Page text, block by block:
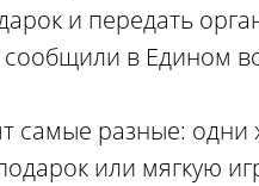
и передать
сообщили в Едином
самые разные: одни
или мягкую